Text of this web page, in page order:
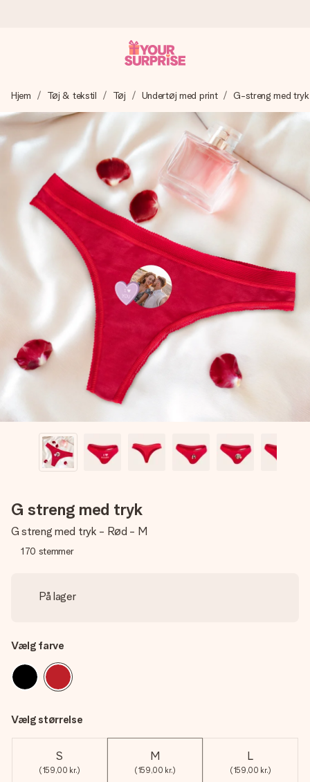
Vi laver din gave med omhu og sender den lynhurtigt – så
du kan give den på det helt rette tidspunkt, når den
betyder allermest.
4,7 (baseret på +15.000 anmeldelser)
Vores gaver inspirerer. Kunderne giver os 4,7 på Google
Reviews.
Gratis kort med hilsen
Lav noget særligt i blot få trin – med hendes navn, et
billede af dig eller en besked, der går lige i hendes hjerte.
Intet besvær men udelukkende en masse kærlighed i
øjeblikket.
Hjem Tøj & tekstil Tøj Undertøj med print G-streng med tryk
G streng med tryk
G streng med tryk - Rød - M
170 stemmer
På lager
Vælg farve
Vælg størrelse
S
(159,00 kr.)
M
(159,00 kr.)
L
(159,00 kr.)